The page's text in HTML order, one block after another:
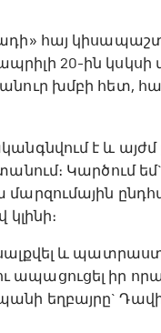
հայ
20-ին կսկսի
խմբի հետ,
է և
Կարծում
և պատրաստ
իր
եղբայրը`